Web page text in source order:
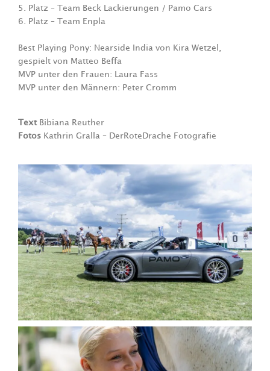
5. Platz – Team Beck Lackierungen / Pamo Cars
6. Platz – Team Enpla
Best Playing Pony: Nearside India von Kira Wetzel,
gespielt von Matteo Beffa
MVP unter den Frauen: Laura Fass
MVP unter den Männern: Peter Cromm
TextBibiana Reuther
Fotos Kathrin Gralla – DerRoteDrache Fotografie